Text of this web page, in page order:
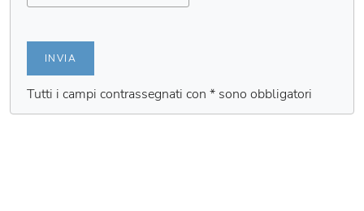
INVIA
Tutti i campi contrassegnati con * sono obbligatori